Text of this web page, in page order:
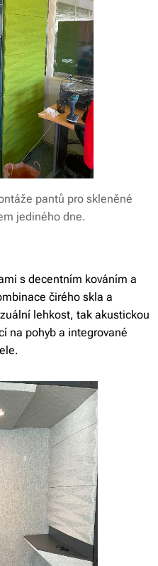
pantů pro skleněné
jediného dne.
s decentním kováním a
čirého skla a
lehkost, tak akustickou
na pohyb a integrované